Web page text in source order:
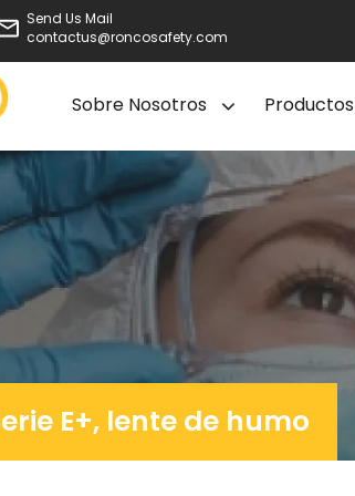
Send Us Mail
contactus@roncosafety.com
Sobre Nosotros Productos
E+, lente de humo